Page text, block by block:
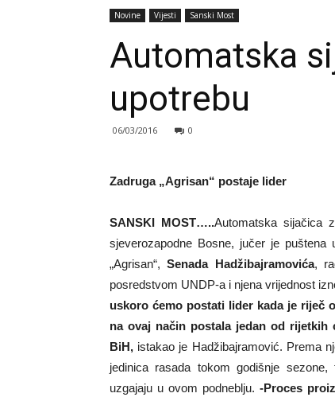
Novine Vijesti Sanski Most
Automatska
upotrebu
06/03/2016 0
Zadruga „Agrisan“ postaje lider
SANSKI MOST…..Automatska sijačica
sjeverozapodne Bosne, jučer je puštena
„Agrisan“,Senada Hadžibajramovića,
posredstvom UNDP-a i njena vrijednost
uskoro ćemo postati lider kada je riječ
na ovaj način postala jedan od rijetkih
BiH, istakao je Hadžibajramović. Prema
jedinica rasada tokom godišnje
uzgajaju u ovom podneblju.-Proces